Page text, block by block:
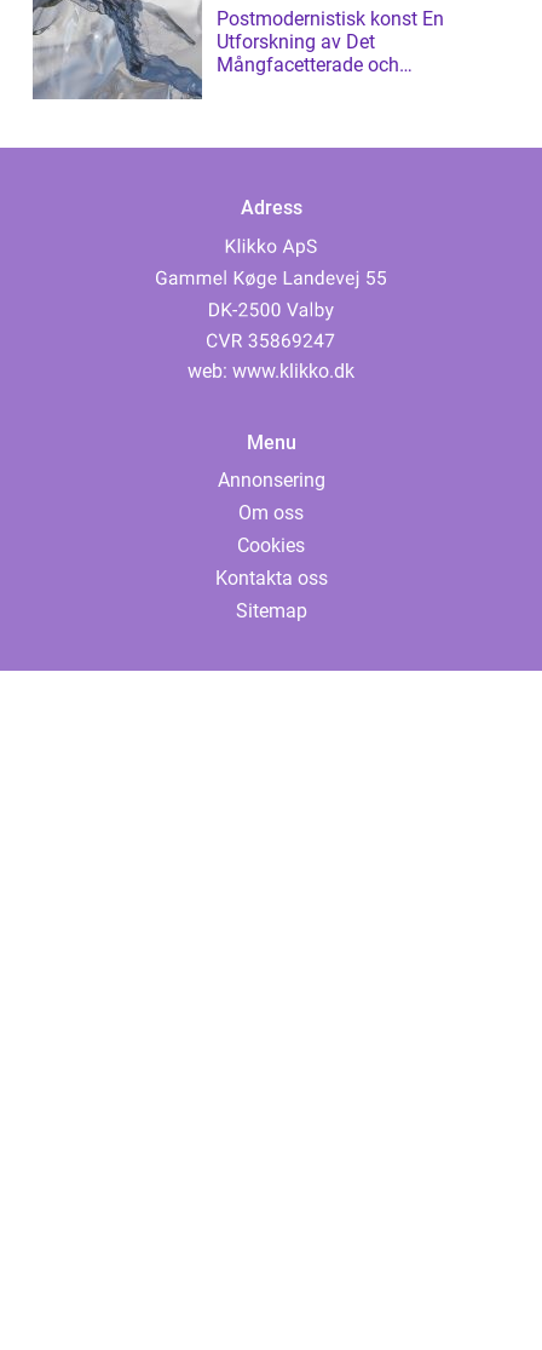
Postmodernistisk konst En
Utforskning av Det
Mångfacetterade och
Adress
web: www.klikko.dk
Menu
Annonsering
Om oss
Cookies
Kontakta oss
Sitemap